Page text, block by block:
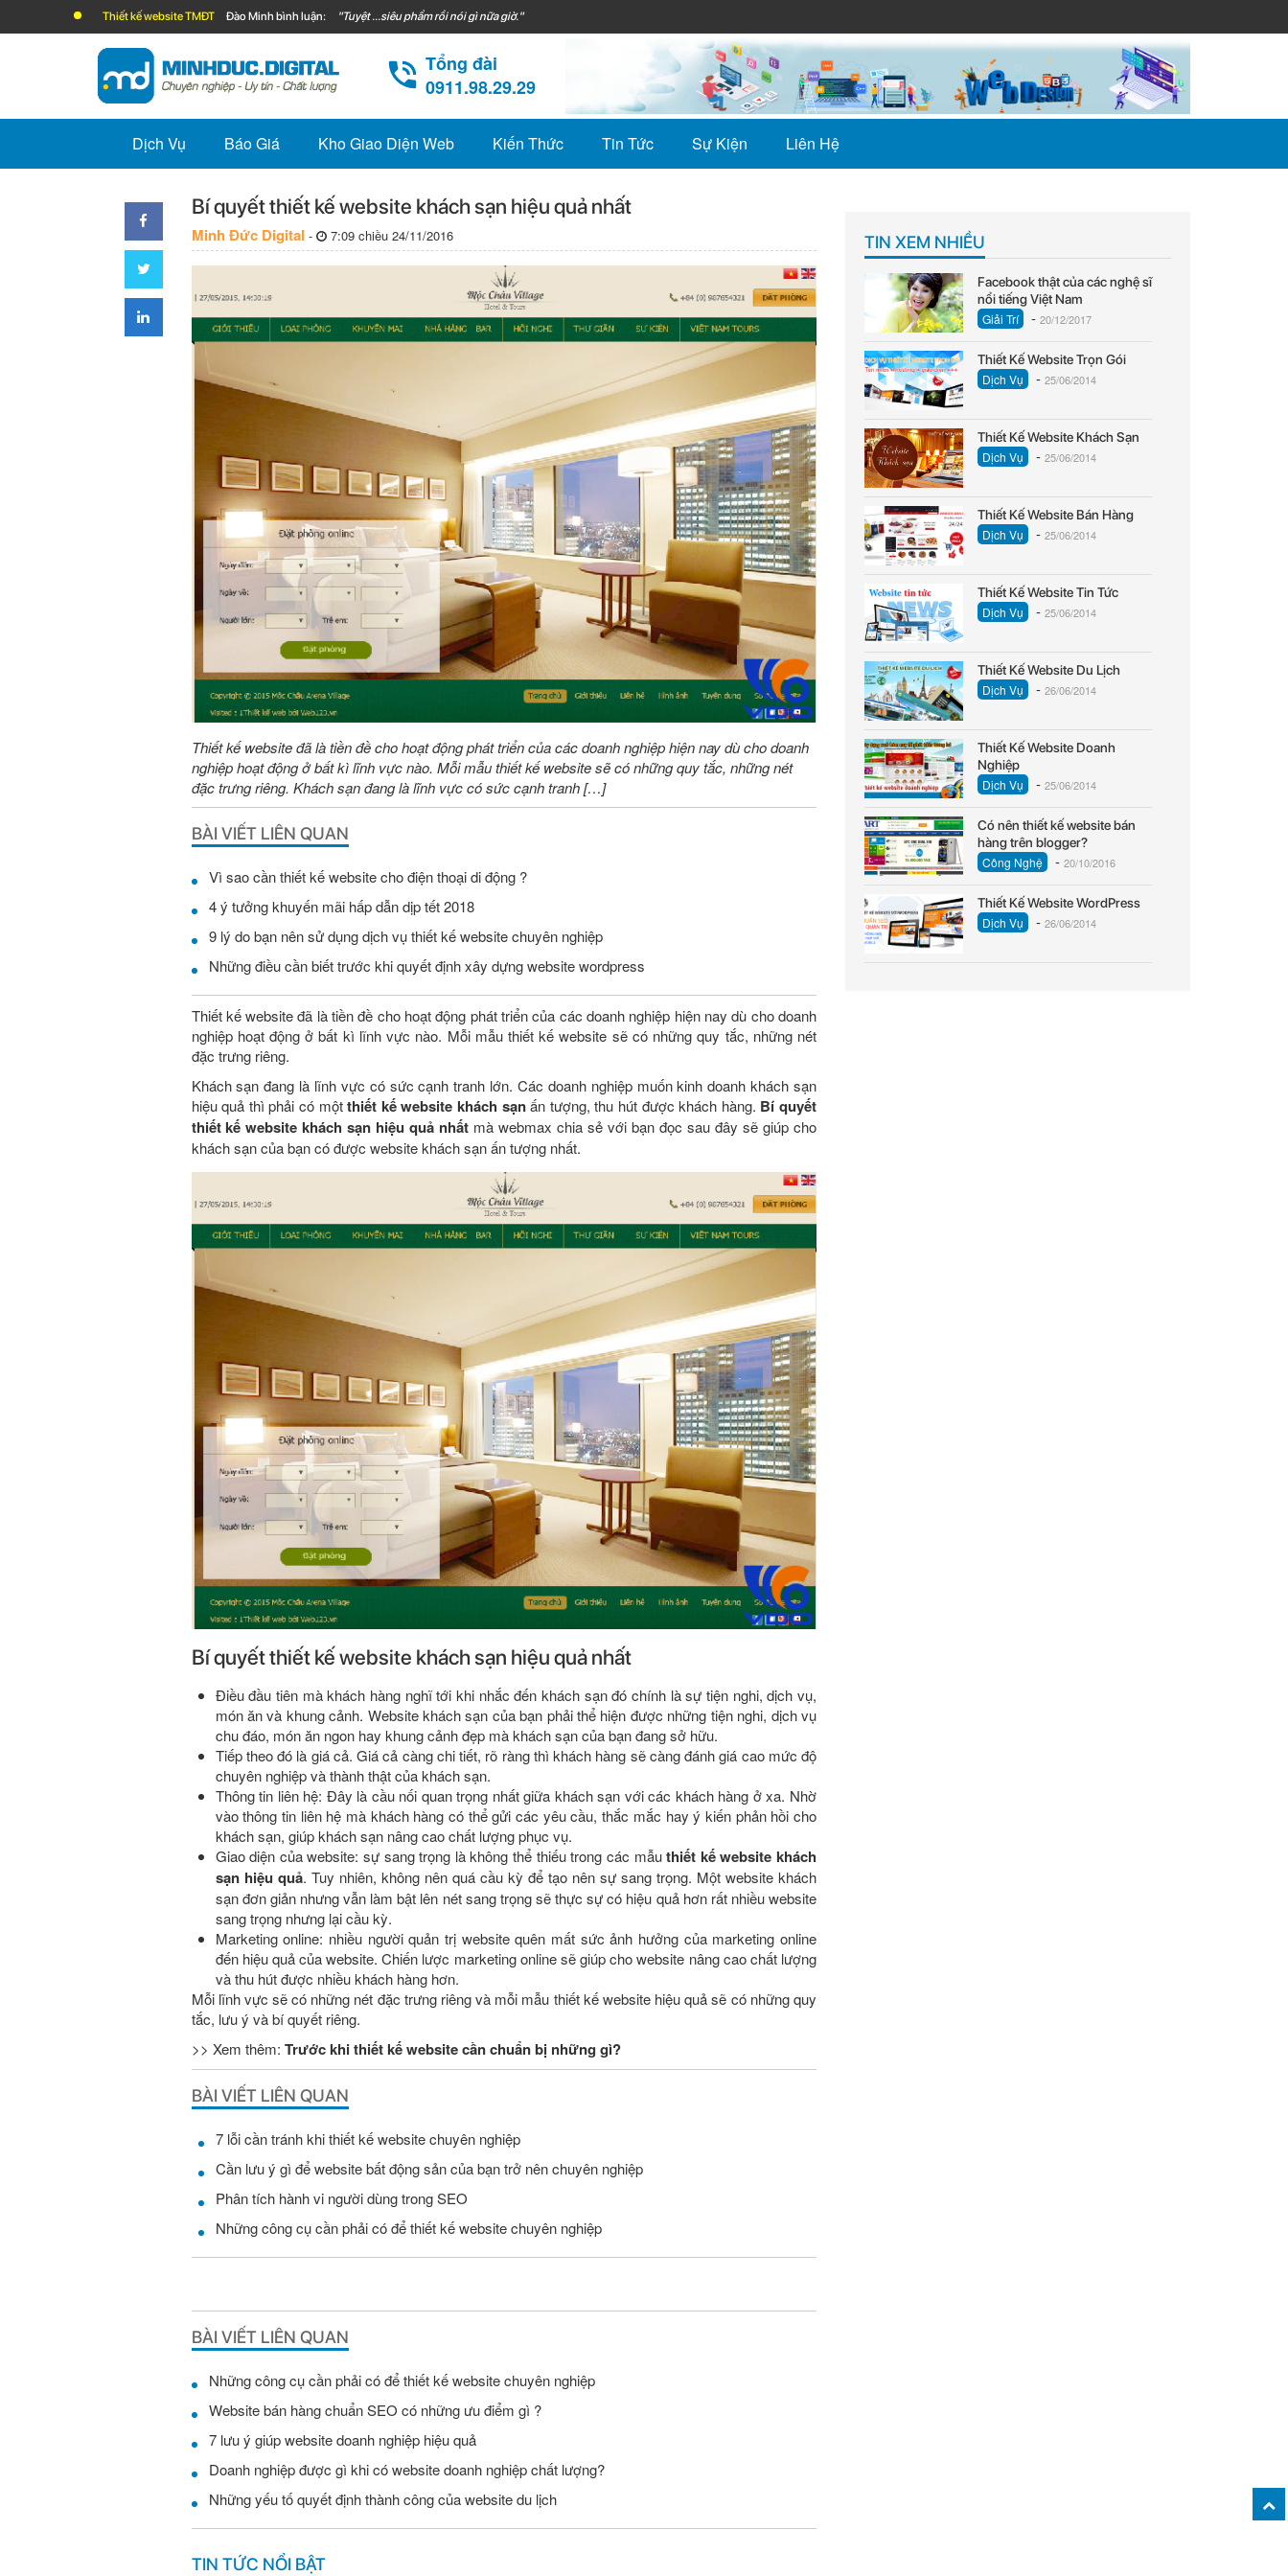
Thiết kế website TMĐT Đào Minh bình luận: "Tuyệt ...siêu phẩm rồi nói gì nữa giờ."
Tổng đài
0911.98.29.29
Dịch Vụ Báo Giá Kho Giao Diện Web Kiến Thức Tin Tức Sự Kiện Liên Hệ
Bí quyết thiết kế website khách sạn hiệu quả nhất
Minh Đức Digital - 7:09 chiều 24/11/2016
Thiết kế website đã là tiền đề cho hoạt động phát triển của các doanh nghiệp hiện nay dù cho doanh
nghiệp hoạt động ở bất kì lĩnh vực nào. Mỗi mẫu thiết kế website sẽ có những quy tắc, những nét
đặc trưng riêng. Khách sạn đang là lĩnh vực có sức cạnh tranh […]
BÀI VIẾT LIÊN QUAN
Vì sao cần thiết kế website cho điện thoại di động ?
4 ý tưởng khuyến mãi hấp dẫn dịp tết 2018
9 lý do bạn nên sử dụng dịch vụ thiết kế website chuyên nghiệp
Những điều cần biết trước khi quyết định xây dựng website wordpress
Thiết kế website đã là tiền đề cho hoạt động phát triển của các doanh nghiệp hiện nay dù cho doanh
nghiệp hoạt động ở bất kì lĩnh vực nào. Mỗi mẫu thiết kế website sẽ có những quy tắc, những nét
đặc trưng riêng.
Khách sạn đang là lĩnh vực có sức cạnh tranh lớn. Các doanh nghiệp muốn kinh doanh khách sạn
hiệu quả thì phải có mộtthiết kế website khách sạnấn tượng, thu hút được khách hàng. Bí quyết
thiết kế website khách sạn hiệu quả nhất mà webmax chia sẻ với bạn đọc sau đây sẽ giúp cho
khách sạn của bạn có được website khách sạn ấn tượng nhất.
Bí quyết thiết kế website khách sạn hiệu quả nhất
Điều đầu tiên mà khách hàng nghĩ tới khi nhắc đến khách sạn đó chính là sự tiện nghi, dịch vụ,
món ăn và khung cảnh. Website khách sạn của bạn phải thể hiện được những tiện nghi, dịch vụ
chu đáo, món ăn ngon hay khung cảnh đẹp mà khách sạn của bạn đang sở hữu.
Tiếp theo đó là giá cả. Giá cả càng chi tiết, rõ ràng thì khách hàng sẽ càng đánh giá cao mức độ
chuyên nghiệp và thành thật của khách sạn.
Thông tin liên hệ: Đây là cầu nối quan trọng nhất giữa khách sạn với các khách hàng ở xa. Nhờ
vào thông tin liên hệ mà khách hàng có thể gửi các yêu cầu, thắc mắc hay ý kiến phản hồi cho
khách sạn, giúp khách sạn nâng cao chất lượng phục vụ.
Giao diện của website: sự sang trọng là không thể thiếu trong các mẫuthiết kế website khách
sạn hiệu quả. Tuy nhiên, không nên quá cầu kỳ để tạo nên sự sang trọng. Một website khách
sạn đơn giản nhưng vẫn làm bật lên nét sang trọng sẽ thực sự có hiệu quả hơn rất nhiều website
sang trọng nhưng lại cầu kỳ.
Marketing online: nhiều người quản trị website quên mất sức ảnh hưởng của marketing online
đến hiệu quả của website. Chiến lược marketing online sẽ giúp cho website nâng cao chất lượng
và thu hút được nhiều khách hàng hơn.
Mỗi lĩnh vực sẽ có những nét đặc trưng riêng và mỗi mẫu thiết kế website hiệu quả sẽ có những quy
tắc, lưu ý và bí quyết riêng.
>> Xem thêm: Trước khi thiết kế website cần chuẩn bị những gì?
BÀI VIẾT LIÊN QUAN
7 lỗi cần tránh khi thiết kế website chuyên nghiệp
Cần lưu ý gì để website bất động sản của bạn trở nên chuyên nghiệp
Phân tích hành vi người dùng trong SEO
Những công cụ cần phải có để thiết kế website chuyên nghiệp
BÀI VIẾT LIÊN QUAN
Những công cụ cần phải có để thiết kế website chuyên nghiệp
Website bán hàng chuẩn SEO có những ưu điểm gì ?
7 lưu ý giúp website doanh nghiệp hiệu quả
Doanh nghiệp được gì khi có website doanh nghiệp chất lượng?
Những yếu tố quyết định thành công của website du lịch
TIN TỨC NỔI BẬT
TIN XEM NHIỀU
Facebook thật của các nghệ sĩ
nổi tiếng Việt Nam
Giải Trí - 20/12/2017
Thiết Kế Website Trọn Gói
Dịch Vụ - 25/06/2014
Thiết Kế Website Khách Sạn
Dịch Vụ - 25/06/2014
Thiết Kế Website Bán Hàng
Dịch Vụ - 25/06/2014
Thiết Kế Website Tin Tức
Dịch Vụ - 25/06/2014
Thiết Kế Website Du Lịch
Dịch Vụ - 26/06/2014
Thiết Kế Website Doanh
Nghiệp
Dịch Vụ - 25/06/2014
Có nên thiết kế website bán
hàng trên blogger?
Công Nghệ - 20/10/2016
Thiết Kế Website WordPress
Dịch Vụ - 26/06/2014